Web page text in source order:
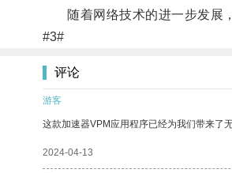
随着网络技术的进一步发展，
#3#
评论
游客
这款加速器VPM应用程序已经为我们带来了
2024-04-13